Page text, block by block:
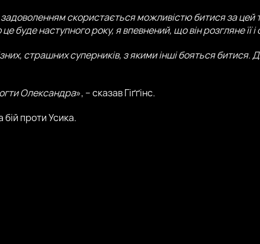
задоволенням скористається можливістю битися за
буде наступного року, я впевнений, що він розгляне її
страшних суперників, з якими інші бояться
Олександра», – сказав Гіґґінс.
бій проти Усика.